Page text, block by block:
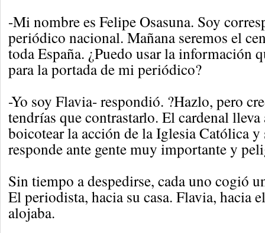
-Mi nombre es Felipe Osasuna. Soy
periódico nacional. Mañana seremos el
toda España. ¿Puedo usar la información
para la portada de mi periódico?
-Yo soy Flavia- respondió. ?Hazlo, pero
tendrías que contrastarlo. El cardenal
boicotear la acción de la Iglesia Católica y
responde ante gente muy importante y
Sin tiempo a despedirse, cada uno cogió
El periodista, hacia su casa. Flavia, hacia
alojaba.